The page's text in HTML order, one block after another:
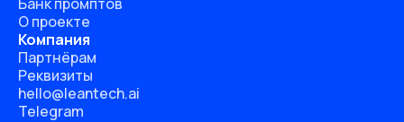
О проекте
Компания
Партнёрам
Реквизиты
hello@leantech.ai
Telegram